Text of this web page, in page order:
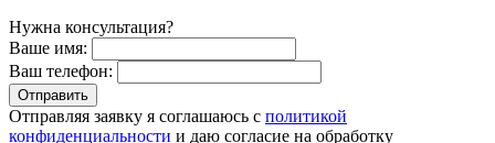
Нужна консультация?
Ваше имя:
Ваш телефон:
Отправляя заявку я соглашаюсь с политикой
конфиденциальности и даю согласие на обработку